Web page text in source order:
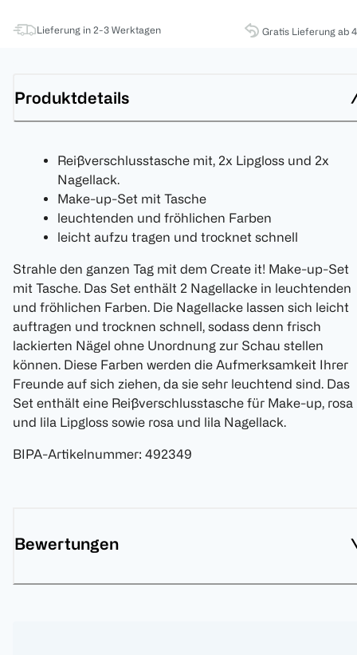
Lieferung in 2-3 Werktagen Gratis Lieferung ab
Produktdetails
Reißverschlusstasche mit, 2x Lipgloss und 2x
Nagellack.
Make-up-Set mit Tasche
leuchtenden und fröhlichen Farben
leicht aufzu tragen und trocknet schnell
Strahle den ganzen Tag mit dem Create it! Make-up-Set
mit Tasche. Das Set enthält 2 Nagellacke in leuchtenden
und fröhlichen Farben. Die Nagellacke lassen sich leicht
auftragen und trocknen schnell, sodass denn frisch
lackierten Nägel ohne Unordnung zur Schau stellen
können. Diese Farben werden die Aufmerksamkeit Ihrer
Freunde auf sich ziehen, da sie sehr leuchtend sind. Das
Set enthält eine Reißverschlusstasche für Make-up, rosa
und lila Lipgloss sowie rosa und lila Nagellack.
BIPA-Artikelnummer: 492349
Bewertungen